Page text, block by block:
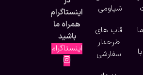
شیاومی
قاب های
طرحدار
سفارشی
اینستاگرام
همراه ما
باشید
اینستاگرام